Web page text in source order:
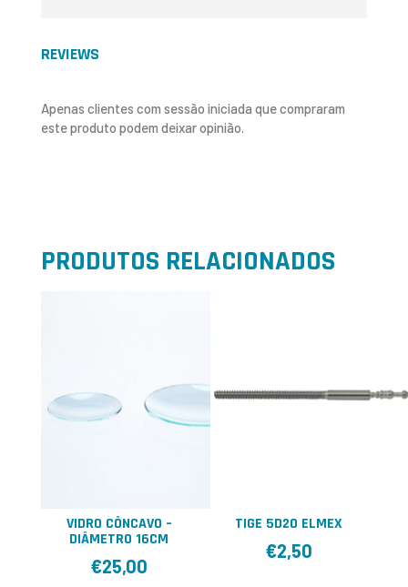
REVIEWS
Apenas clientes com sessão iniciada que compraram
este produto podem deixar opinião.
PRODUTOS RELACIONADOS
VIDRO CÔNCAVO –
DIÂMETRO 16CM
€25,00
TIGE 5D20 ELMEX
€2,50